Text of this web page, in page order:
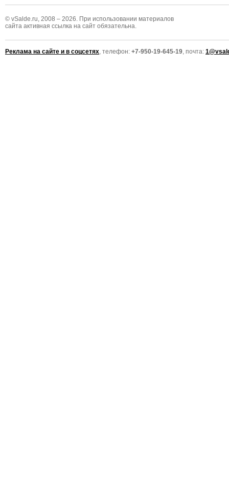
© vSalde.ru, 2008 – 2026. При использовании материалов
сайта активная ссылка на сайт обязательна.
Реклама на сайте и в соцсетях, телефон: +7-950-19-645-19, почта: